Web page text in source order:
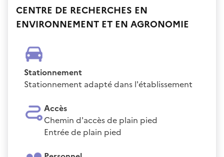
CENTRE DE RECHERCHES EN
ENVIRONNEMENT ET EN AGRONOMIE
Stationnement
Stationnement adapté dans l'établissement
Accès
Chemin d'accès de plain pied
Entrée de plain pied